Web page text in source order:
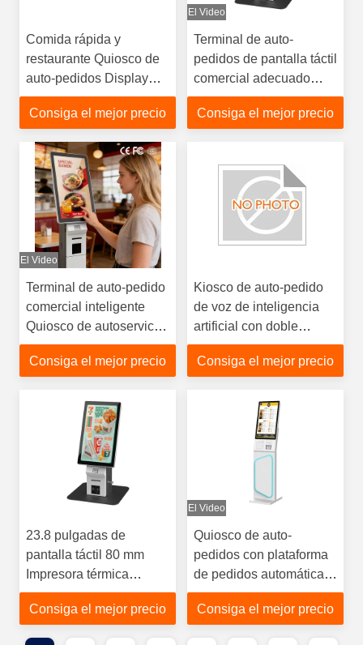
Comida rápida y
restaurante Quiosco de
auto-pedidos Display
táctil de 23.8 pulgadas
Impresora térmica de 80
Consiga el mejor precio
El Video
Terminal de auto-
pedidos de pantalla táctil
comercial adecuado
para el servicio público
minorista de
Consiga el mejor precio
El Video
Terminal de auto-pedido
comercial inteligente
Quiosco de autoservicio
para la cantina de la
tienda de comida rápida
Consiga el mejor precio
Kiosco de auto-pedido
de voz de inteligencia
artificial con doble
pantalla de 21.5
pulgadas con impresora
Consiga el mejor precio
23.8 pulgadas de
pantalla táctil 80 mm
Impresora térmica
escáner QR Quiosco de
pedidos
Consiga el mejor precio
El Video
Quiosco de auto-
pedidos con plataforma
de pedidos automática
mejora la comodidad
Consiga el mejor precio